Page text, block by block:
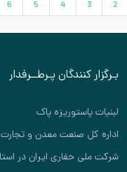
4
5
6
7
8
پـرطــرفدار
پاک
معدن و تجارت استان اردبیل
ایران در استان خوزستان